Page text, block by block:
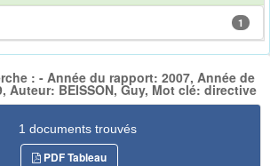
1
: - Année du rapport: 2007, Année de
Auteur: BEISSON, Guy, Mot clé: directive
1 documents trouvés
PDF Tableau